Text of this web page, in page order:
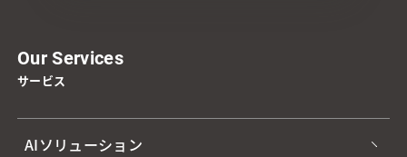
Our Services
サービス
AIソリューション